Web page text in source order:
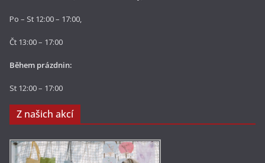
Po – St 12:00 – 17:00,
Čt 13:00 – 17:00
Během prázdnin:
St 12:00 – 17:00
Z našich akcí